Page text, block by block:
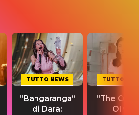
TUTTO NEWS
“Bangaranga”
di Dara:
TUTTO
“The
Olivia